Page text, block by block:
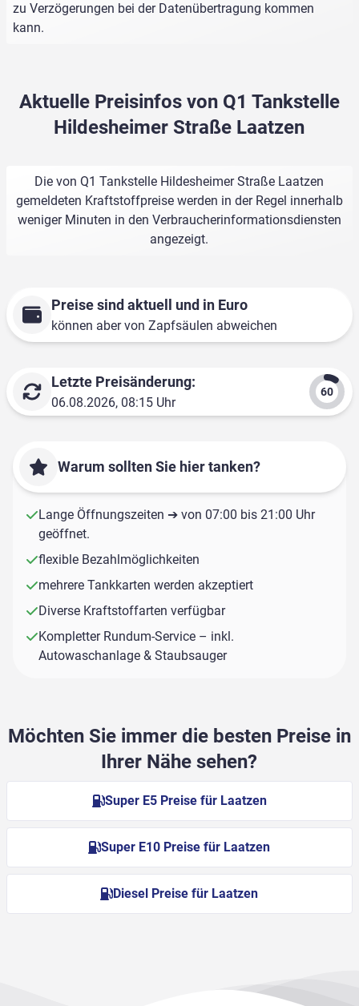
zu Verzögerungen bei der Datenübertragung kommen
kann.
Aktuelle Preisinfos von Q1 Tankstelle
Hildesheimer Straße Laatzen
Die von Q1 Tankstelle Hildesheimer Straße Laatzen
gemeldeten Kraftstoffpreise werden in der Regel innerhalb
weniger Minuten in den Verbraucherinformationsdiensten
angezeigt.
Preise sind aktuell und in Euro
können aber von Zapfsäulen abweichen
Letzte Preisänderung:
06.08.2026, 08:15 Uhr
Warum sollten Sie hier tanken?
Lange Öffnungszeiten ➔ von 07:00 bis 21:00 Uhr
geöffnet.
flexible Bezahlmöglichkeiten
mehrere Tankkarten werden akzeptiert
Diverse Kraftstoffarten verfügbar
Kompletter Rundum-Service – inkl.
Autowaschanlage & Staubsauger
Möchten Sie immer die besten Preise in
Ihrer Nähe sehen?
Super E5 Preise für Laatzen
Super E10 Preise für Laatzen
Diesel Preise für Laatzen